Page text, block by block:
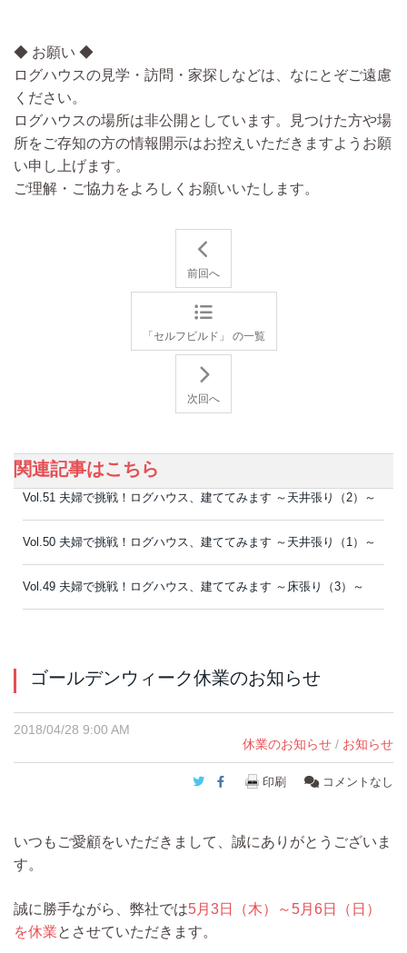
◆ お願い ◆
ログハウスの見学・訪問・家探しなどは、なにとぞご遠慮
ください。
ログハウスの場所は非公開としています。見つけた方や場
所をご存知の方の情報開示はお控えいただきますようお願
い申し上げます。
ご理解・ご協力をよろしくお願いいたします。
前回へ
「セルフビルド」 の一覧
次回へ
関連記事はこちら
Vol.51 夫婦で挑戦！ログハウス、建ててみます ～天井張り（2）～
Vol.50 夫婦で挑戦！ログハウス、建ててみます ～天井張り（1）～
Vol.49 夫婦で挑戦！ログハウス、建ててみます ～床張り（3）～
ゴールデンウィーク休業のお知らせ
2018/04/28 9:00 AM
休業のお知らせ / お知らせ
Twitter
Facebook
印刷 コメントなし
いつもご愛顧をいただきまして、誠にありがとうございま
す。
誠に勝手ながら、弊社では5月3日（木）～5月6日（日）
を休業とさせていただきます。